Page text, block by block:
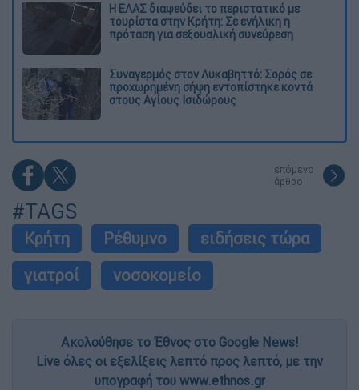
Η ΕΛΑΣ διαψεύδει το περιστατικό με
τουρίστα στην Κρήτη: Σε ενήλικη η
πρόταση για σεξουαλική συνεύρεση
Συναγερμός στον Λυκαβηττό: Σορός σε
προχωρημένη σήψη εντοπίστηκε κοντά
στους Αγίους Ισιδώρους
επόμενο
άρθρο
#TAGS
Κρήτη Ρέθυμνο
ειδήσεις τώρα
γιατροί
νοσοκομείο
Ακολούθησε το Έθνος στο Google News!
Live όλες οι εξελίξεις λεπτό προς λεπτό, με την
υπογραφή του www.ethnos.gr